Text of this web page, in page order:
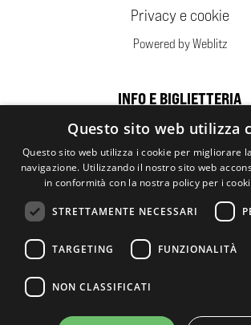
Privacy e cookie
Powered by Weblitz
INFO E BIGLIETTERIA
Sponsor
Questo sito web utilizza
Questo sito web utilizza i cookie per migliorare
navigazione. Utilizzando il nostro sito web
in conformità con la nostra policy per i
STRETTAMENTE NECESSARI
TARGETING FUNZIONALITÀ
NON CLASSIFICATI